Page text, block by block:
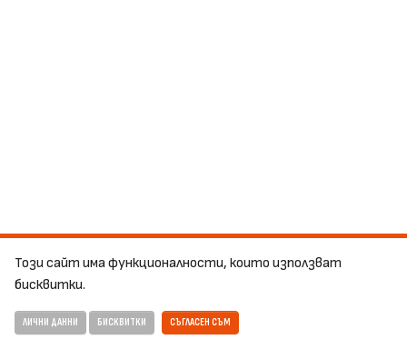
Този сайт има функционалности, които използват
бисквитки.
ЛИЧНИ ДАННИ БИСКВИТКИ СЪГЛАСЕН СЪМ